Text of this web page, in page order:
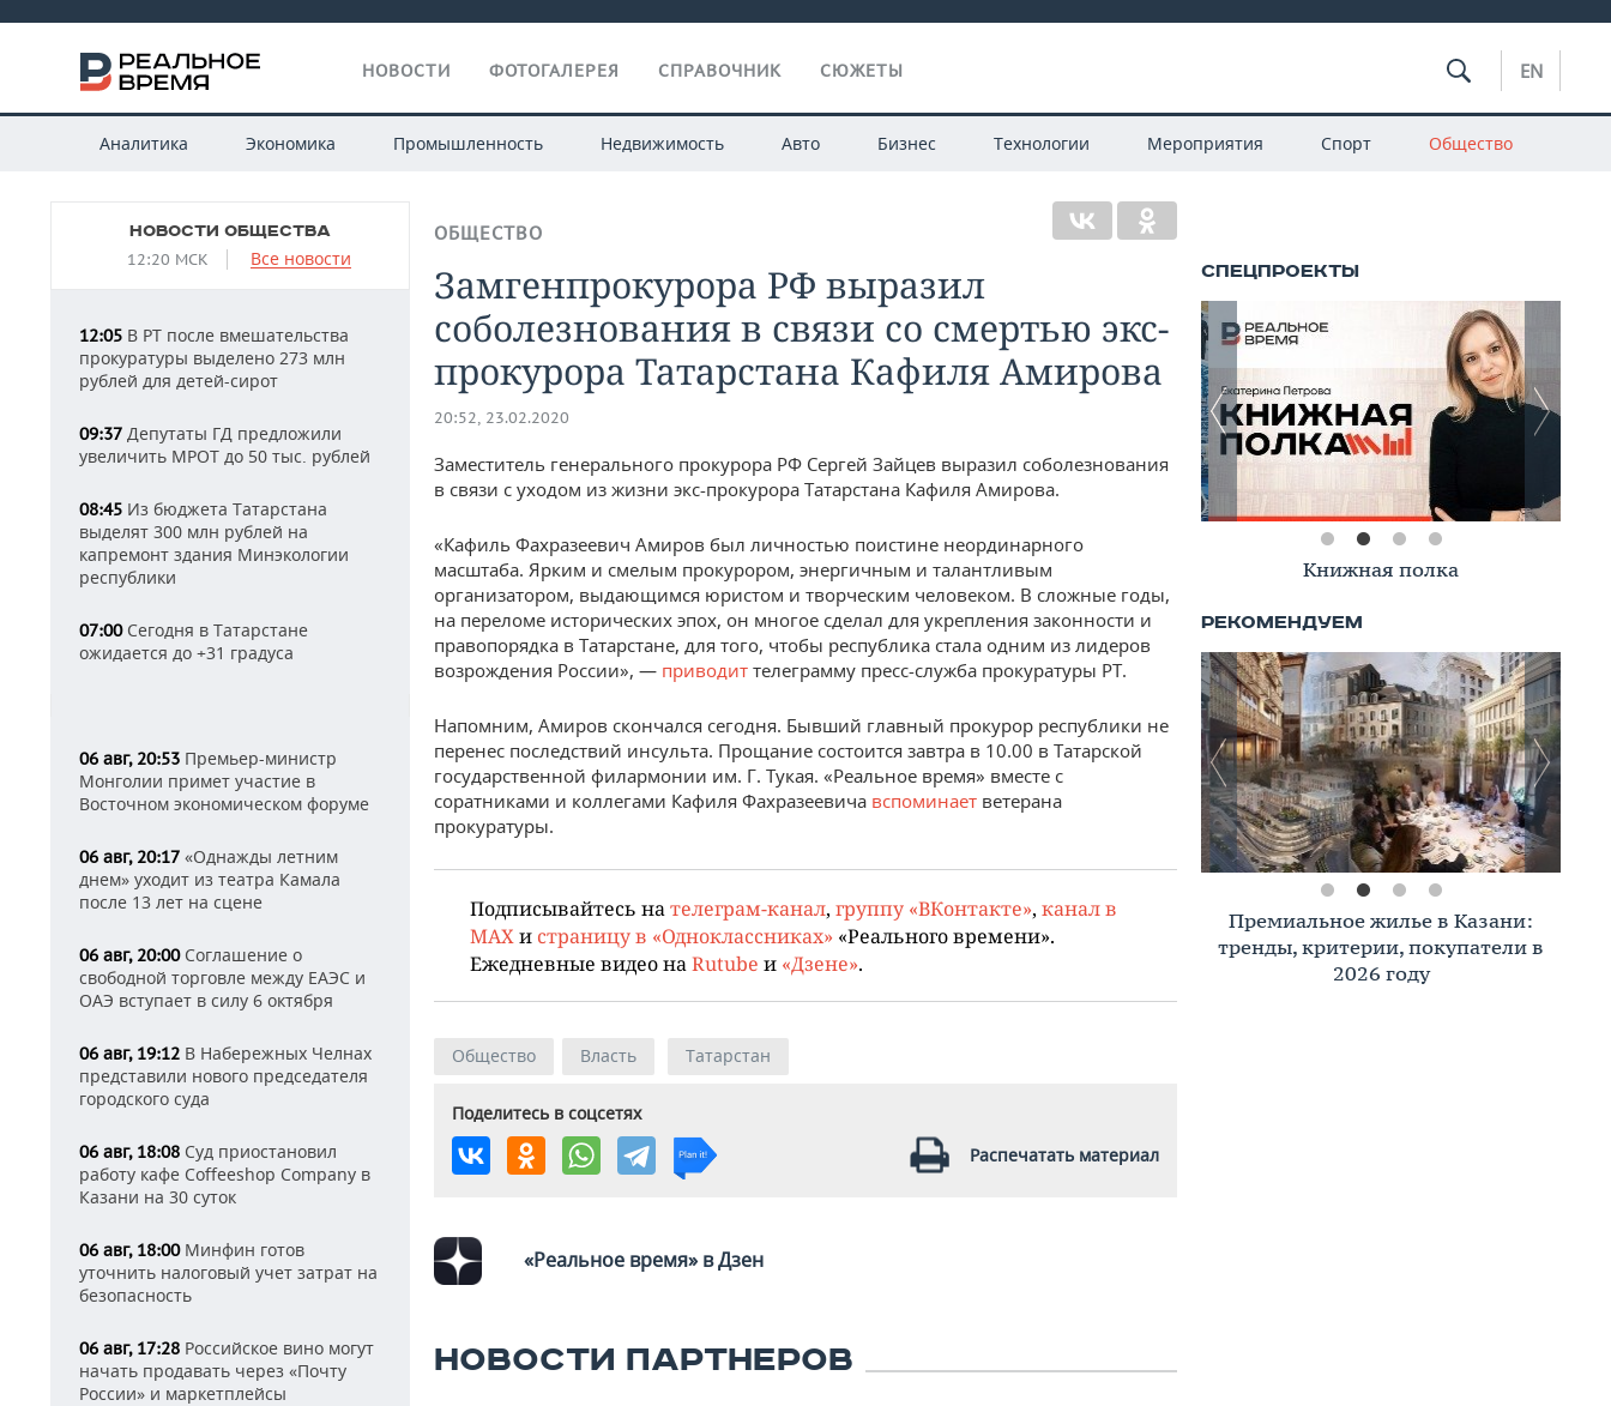
НОВОСТИ ФОТОГАЛЕРЕЯ СПРАВОЧНИК СЮЖЕТЫ EN
Аналитика Экономика Промышленность Недвижимость Авто Бизнес Технологии Мероприятия Спорт Общество
НОВОСТИ ОБЩЕСТВА
12:20 МСК Все новости
12:05 В РТ после вмешательства
прокуратуры выделено 273 млн
рублей для детей-сирот
09:37 Депутаты ГД предложили
увеличить МРОТ до 50 тыс. рублей
08:45 Из бюджета Татарстана
выделят 300 млн рублей на
капремонт здания Минэкологии
республики
07:00Сегодня в Татарстане
ожидается до +31 градуса
06 авг, 20:53 Премьер-министр
Монголии примет участие в
Восточном экономическом форуме
06 авг, 20:17 «Однажды летним
днем» уходит из театра Камала
после 13 лет на сцене
06 авг, 20:00Соглашение о
свободной торговле между ЕАЭС и
ОАЭ вступает в силу 6 октября
06 авг, 19:12 В Набережных Челнах
представили нового председателя
городского суда
06 авг, 18:08 Суд приостановил
работу кафе Coffeeshop Company в
Казани на 30 суток
06 авг, 18:00Минфин готов
уточнить налоговый учет затрат на
безопасность
06 авг, 17:28 Российское вино могут
начать продавать через «Почту
России» и маркетплейсы
ОБЩЕСТВО
Замгенпрокурора РФ выразил
соболезнования в связи со смертью экс-
прокурора Татарстана Кафиля Амирова
20:52, 23.02.2020
Заместитель генерального прокурора РФ Сергей Зайцев выразил соболезнования
в связи с уходом из жизни экс-прокурора Татарстана Кафиля Амирова.
«Кафиль Фахразеевич Амиров был личностью поистине неординарного
масштаба. Ярким и смелым прокурором, энергичным и талантливым
организатором, выдающимся юристом и творческим человеком. В сложные годы,
на переломе исторических эпох, он многое сделал для укрепления законности и
правопорядка в Татарстане, для того, чтобы республика стала одним из лидеров
возрождения России», — приводит телеграмму пресс-служба прокуратуры РТ.
Напомним, Амиров скончался сегодня. Бывший главный прокурор республики не
перенес последствий инсульта. Прощание состоится завтра в 10.00 в Татарской
государственной филармонии им. Г. Тукая. «Реальное время» вместе с
соратниками и коллегами Кафиля Фахразеевича вспоминает ветерана
прокуратуры.
Подписывайтесь на телеграм-канал, группу «ВКонтакте», канал в
MAX и страницу в «Одноклассниках» «Реального времени».
Ежедневные видео на Rutube и «Дзене».
Общество Власть Татарстан
Поделитесь в соцсетях
Распечатать материал
«Реальное время» в Дзен
НОВОСТИ ПАРТНЕРОВ
Книжная полка
Премиальное жилье в Казани:
тренды, критерии, покупатели в
2026 году